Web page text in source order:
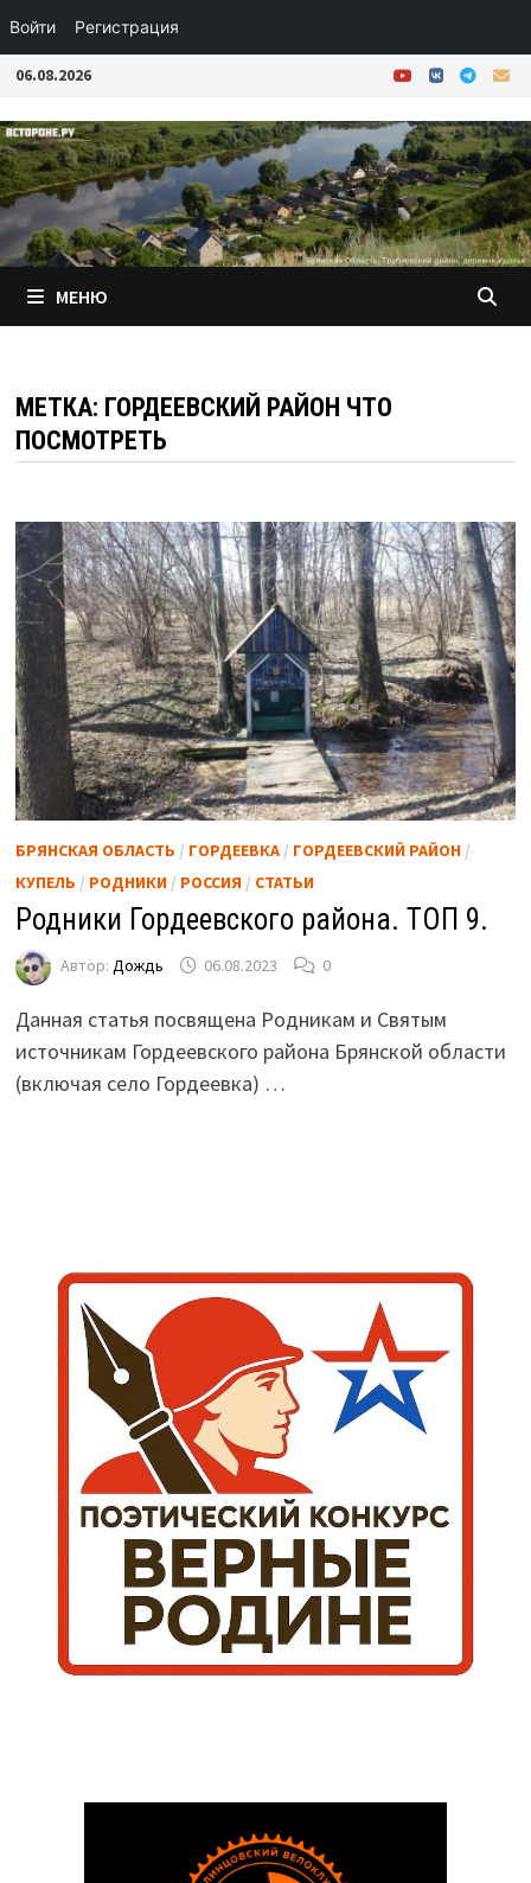
Войти Регистрация
Перейти
содержимому
06.08.2026
МЕНЮ
МЕТКА: ГОРДЕЕВСКИЙ РАЙОН ЧТО
ПОСМОТРЕТЬ
БРЯНСКАЯ ОБЛАСТЬ / ГОРДЕЕВКА/ ГОРДЕЕВСКИЙ РАЙОН/
КУПЕЛЬ / РОДНИКИ/ РОССИЯ / СТАТЬИ
Родники Гордеевского района. ТОП 9.
Автор: Дождь 06.08.2023 0
Данная статья посвящена Родникам и Святым
источникам Гордеевского района Брянской области
(включая село Гордеевка) …